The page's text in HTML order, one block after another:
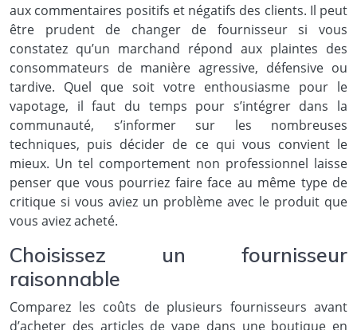
aux commentaires positifs et négatifs des clients. Il peut
être prudent de changer de fournisseur si vous
constatez qu’un marchand répond aux plaintes des
consommateurs de manière agressive, défensive ou
tardive. Quel que soit votre enthousiasme pour le
vapotage, il faut du temps pour s’intégrer dans la
communauté, s’informer sur les nombreuses
techniques, puis décider de ce qui vous convient le
mieux. Un tel comportement non professionnel laisse
penser que vous pourriez faire face au même type de
critique si vous aviez un problème avec le produit que
vous aviez acheté.
Choisissez un fournisseur
raisonnable
Comparez les coûts de plusieurs fournisseurs avant
d’acheter des articles de vape dans une boutique en